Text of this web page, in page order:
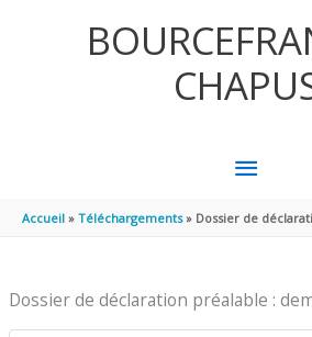
MENU
Accueil Téléchargements Dossier de
Dossier de déclaration préalable :